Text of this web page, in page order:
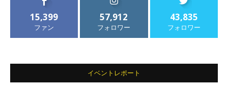
15,399
ファン
57,912
フォロワー
43,835
フォロワー
イベントレポート